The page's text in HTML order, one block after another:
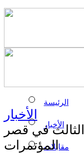
الرئيسة
الأخبار
مقابلات
الأخبار
في قصر
المؤتمرات